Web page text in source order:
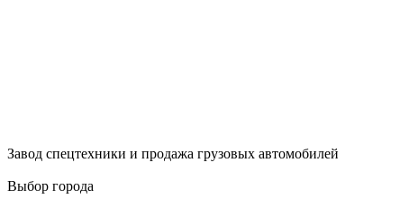
Завод спецтехники и продажа грузовых автомобилей
Выбор города